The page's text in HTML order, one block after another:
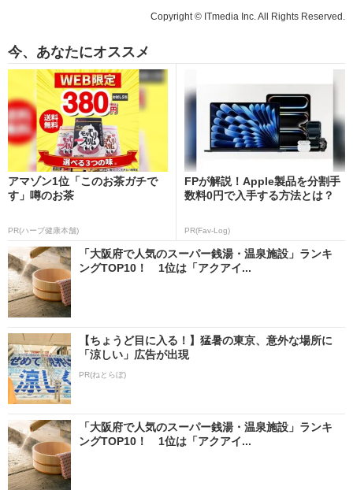
Copyright © ITmedia Inc. All Rights Reserved.
今、あなたにオススメ
アマゾン1位「このお茶ガチで
す」噂のお茶
PR(ハーブ健康本舗)
FPが解説！Apple製品を分割手
数料0円で入手する方法とは？
PR(Fav-Log)
「大阪府で人気のスーパー銭湯・温泉施設」ランキ
ングTOP10！ 1位は「アクアイ...
【ちょうど目に入る！】猛暑の東京、意外な場所に
「涼しい」広告が出現
PR(ねとらぼ)
「大阪府で人気のスーパー銭湯・温泉施設」ランキ
ングTOP10！ 1位は「アクアイ...